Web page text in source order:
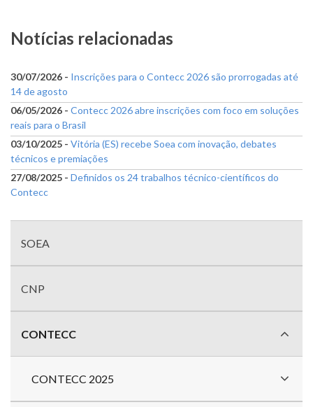
Notícias relacionadas
30/07/2026 - Inscrições para o Contecc 2026 são prorrogadas até
14 de agosto
06/05/2026 - Contecc 2026 abre inscrições com foco em soluções
reais para o Brasil
03/10/2025 - Vitória (ES) recebe Soea com inovação, debates
técnicos e premiações
27/08/2025 - Definidos os 24 trabalhos técnico-científicos do
Contecc
com
SOEA
CNP
CONTECC
CONTECC 2025